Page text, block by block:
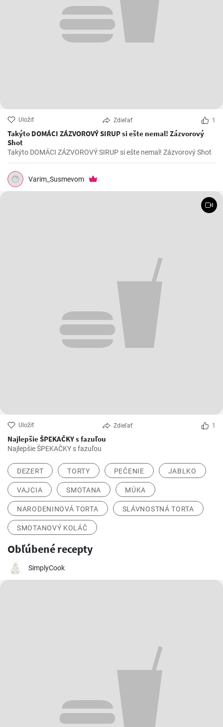
Uložiť Zdieľať 1
Takýto DOMÁCI ZÁZVOROVÝ SIRUP si ešte nemal! Zázvorový
Shot
Takýto DOMÁCI ZÁZVOROVÝ SIRUP si ešte nemal! Zázvorový Shot
Varim_Susmevom
Uložiť Zdieľať 1
Najlepšie ŠPEKAČKY s fazuľou
Najlepšie ŠPEKAČKY s fazuľou
DEZERT TORTY PEČENIE JABLKO
VAJCIA SMOTANA MÚKA
NARODENINOVÁ TORTA SLÁVNOSTNÁ TORTA
SMOTANOVÝ KOLÁČ
Obľúbené recepty
SimplyCook